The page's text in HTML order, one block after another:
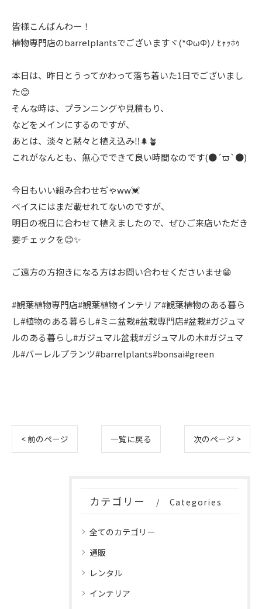
皆様こんばんわー！
植物専門店のbarrelplantsでございますヾ(*ΦωΦ)ﾉ ﾋｬｯﾎｩ
本日は、昨日とうってかわって落ち着いた1日でございまし
た😊
そんな時は、プランニングや見積もり、
などをメインにするのですが、
あとは、淡々と黙々と植え込み‼️🌲🪴
これがなんとも、無心でできて良い時間なのです(●´ϖ`●)
今日もいい組み合わせぢゃww💓
ベイスにはまだ載せれてないのですが、
明日の祝日に合わせて植えましたので、ぜひご来店いただき
要チェックを😊✨
ご遠方の方抱きになる方はお問い合わせくださいませ😁
#観葉植物専門店#観葉植物インテリア#観葉植物のある暮ら
し#植物のある暮らし#ミニ盆栽#盆栽専門店#盆栽#ガジュマ
ルのある暮らし#ガジュマル盆栽#ガジュマルの木#ガジュマ
ル#バーレルプランツ#barrelplants#bonsai#green
< 前のページ 一覧に戻る 次のページ >
カテゴリー Categories
全てのカテゴリー
通販
レンタル
インテリア